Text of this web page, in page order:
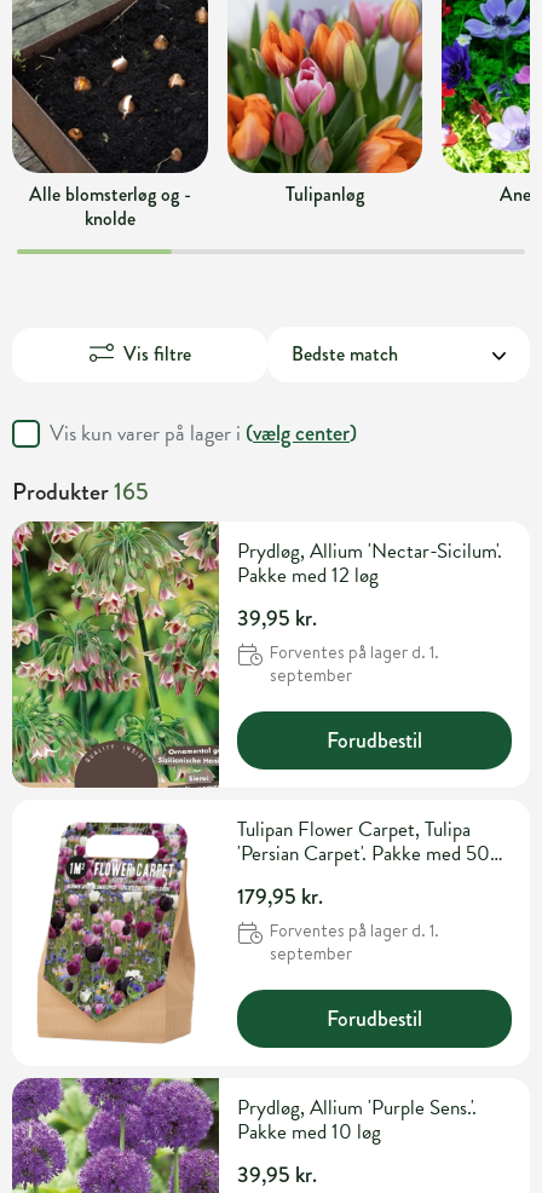
Alle blomsterløg og -
knolde
Tulipanløg
Vis filtre
Vis kun varer på lager i (vælg center)
Produkter165
Prydløg, Allium 'Nectar-Sicilum'.
Pakke med 12 løg
39,95 kr.
Forventes på lager d. 1.
september
Forudbestil
Tulipan Flower Carpet, Tulipa
'Persian Carpet'. Pakke med 50
179,95 kr.
Forventes på lager d. 1.
september
Forudbestil
Prydløg, Allium 'Purple Sens.'.
Pakke med 10 løg
39,95 kr.